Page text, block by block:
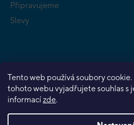
Tento web používá soubory
tohoto webu vyjadřujete souhlas s
informacízde.
Připravujeme
Slevy
Vytvořil Shoptet Premium
Copyright 2026 Planeta her . Všechna